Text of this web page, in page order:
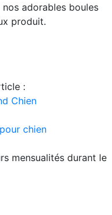
adorables boules
produit.
:
Chien
chien
mensualités durant le